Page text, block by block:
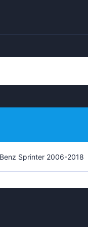
Váš nákupný
Sprinter 2006-2018